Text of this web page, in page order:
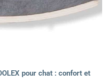
pour chat : confort et